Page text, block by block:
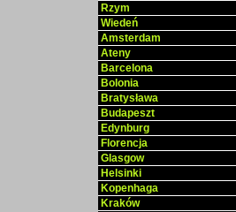
Rzym
Wiedeń
Amsterdam
Ateny
Barcelona
Bolonia
Bratysława
Budapeszt
Edynburg
Florencja
Glasgow
Helsinki
Kopenhaga
Kraków